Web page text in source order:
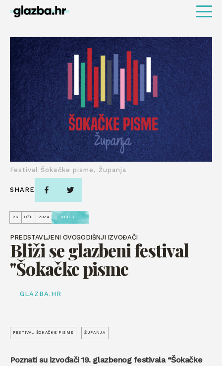
26 OŽU 2024 VIJESTI
PREDSTAVLJENI OVOGODIŠNJI IZVOĐAČI
Bliži se glazbeni festival
"Šokačke pisme
GLAZBA.HR
Festival Šokačke pisme, Županja
SHARE
FESTIVAL ŠOKAČKE PISME ŽUPANJA
Poznati su izvođači 19. glazbenog festivala “Šokačke